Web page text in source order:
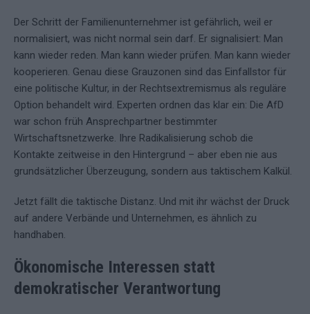
Der Schritt der Familienunternehmer ist gefährlich, weil er
normalisiert, was nicht normal sein darf. Er signalisiert: Man
kann wieder reden. Man kann wieder prüfen. Man kann wieder
kooperieren. Genau diese Grauzonen sind das Einfallstor für
eine politische Kultur, in der Rechtsextremismus als reguläre
Option behandelt wird. Experten ordnen das klar ein: Die AfD
war schon früh Ansprechpartner bestimmter
Wirtschaftsnetzwerke. Ihre Radikalisierung schob die
Kontakte zeitweise in den Hintergrund – aber eben nie aus
grundsätzlicher Überzeugung, sondern aus taktischem Kalkül.
Jetzt fällt die taktische Distanz. Und mit ihr wächst der Druck
auf andere Verbände und Unternehmen, es ähnlich zu
handhaben.
Ökonomische Interessen statt
demokratischer Verantwortung